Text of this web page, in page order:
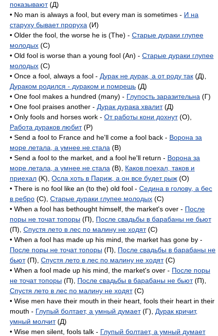
показывают(Д)
• No man is always a fool, but every man is sometimes - И на
старуху бывает проруха (И)
• Older the fool, the worse he is (The) - Старые дураки глупее
молодых (C)
• Old fool is worse than a young fool (An) - Старые дураки глупее
молодых (C)
• Once a fool, always a fool - Дурак не дурак, а от роду так (Д),
Дураком родился - дураком и помрешь (Д)
• One fool makes a hundred (many) - Глупость заразительна (Г)
• One fool praises another - Дурак дурака хвалит(Д)
• Only fools and horses work - От работы кони дохнут(O),
Работа дураков любит(P)
• Send a fool to France and he'll come a fool back - Ворона за
море летала, а умнее не стала (B)
• Send a fool to the market, and a fool he'll return - Ворона за
море летала, а умнее не стала (B), Каков поехал, таков и
приехал (K), Осла хоть в Париж, а он все будет рыж (O)
• There is no fool like an (to the) old fool - Седина в голову, а бес
в ребро (C), Старые дураки глупее молодых (C)
• When a fool has bethought himself, the market's over - После
поры не точат топоры (П), После свадьбы в барабаны не бьют
(П), Спустя лето в лес по малину не ходят(C)
• When a fool has made up his mind, the market has gone by -
После поры не точат топоры (П), После свадьбы в барабаны не
бьют(П), Спустя лето в лес по малину не ходят(C)
• When a fool made up his mind, the market's over - После поры
не точат топоры (П), После свадьбы в барабаны не бьют(П),
Спустя лето в лес по малину не ходят(C)
• Wise men have their mouth in their heart, fools their heart in their
mouth - Глупый болтает, а умный думает(Г), Дурак кричит,
умный молчит(Д)
• Wise men silent, fools talk - Глупый болтает, а умный думает